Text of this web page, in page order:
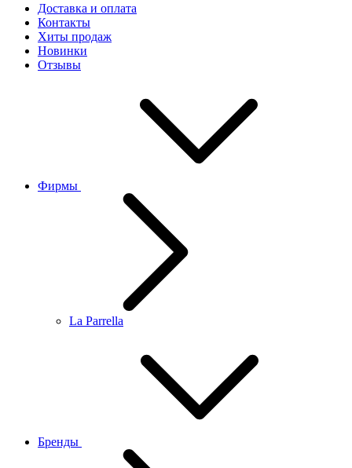
Доставка и оплата
Контакты
Хиты продаж
Новинки
Отзывы
Фирмы
La Parrella
Бренды